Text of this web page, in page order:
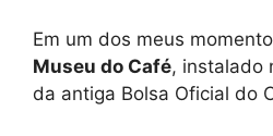
Em um dos meus
Museu do Café, instalado
da antiga Bolsa Oficial do